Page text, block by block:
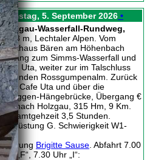
Samstag, 5. September 2026 •
Holzgau-Wasserfall-Rundweg,
1358 m, Lechtaler Alpen. Vom
Gasthaus Bären am Höhenbach
entlang zum Simms-Wasserfall und
Cafe Uta, weiter zur im Talschluss
liegenden Rossgumpenalm. Zurück
zum Cafe Uta und über die
Schiggen-Hängebrücke, Übergang €
2,-, nach Holzgau, 315 Hm, 9 Km.
Gesamtgehzeit 3,5 Stunden.
Ausrüstung G. Schwierigkeit W1-
W2.
Führung Brigitte Sause . Abfahrt 7.00
Uhr „F“, 7.30 Uhr „I“: